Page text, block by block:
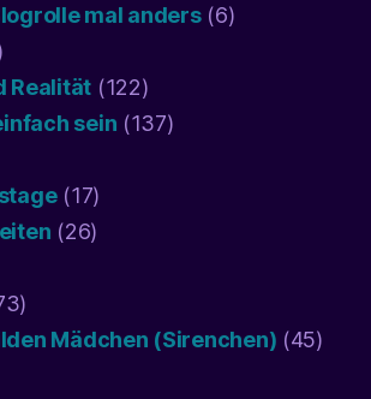
mal anders(6)
Realität (122)
sein (137)
(17)
(26)
Mädchen (Sirenchen) (45)